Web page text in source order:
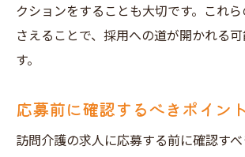
クションをすることも大切です。これ
さえることで、採用への道が開かれる
す。
応募前に確認するべきポイント
訪問介護の求人に応募する前に確認す